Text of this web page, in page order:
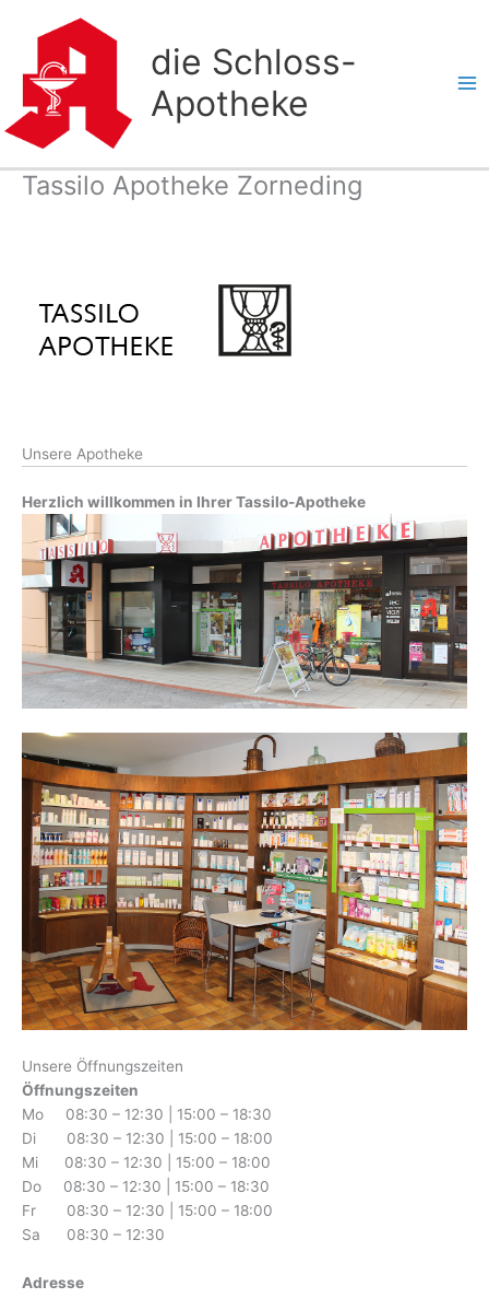
Inhalt
springen
die Schloss-
Apotheke
Tassilo Apotheke Zorneding
Unsere Apotheke
Herzlich willkommen in Ihrer Tassilo-Apotheke
Unsere Öffnungszeiten
Öffnungszeiten
Mo 08:30 – 12:30 | 15:00 – 18:30
Di 08:30 – 12:30 | 15:00 – 18:00
Mi 08:30 – 12:30 | 15:00 – 18:00
Do 08:30 – 12:30 | 15:00 – 18:30
Fr 08:30 – 12:30 | 15:00 – 18:00
Sa 08:30 – 12:30
Adresse